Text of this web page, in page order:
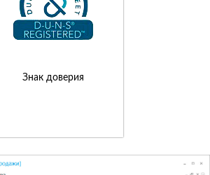
Знак доверия